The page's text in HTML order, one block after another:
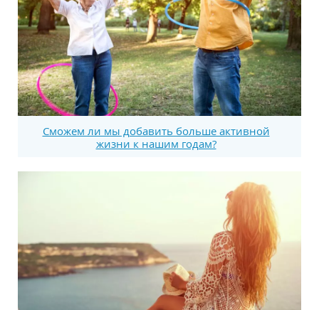
Сможем ли мы добавить больше активной
жизни к нашим годам?